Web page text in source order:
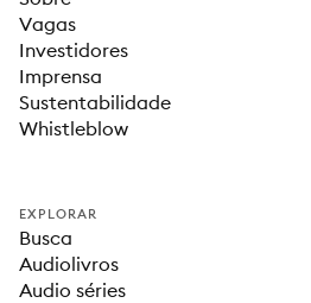
Vagas
Investidores
Imprensa
Sustentabilidade
Whistleblow
EXPLORAR
Busca
Audiolivros
Audio séries